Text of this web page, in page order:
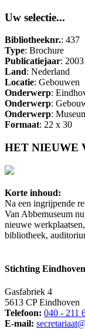
Uw selectie...
Bibliotheeknr.: 437
Type: Brochure
Publicatiejaar: 2003
Land: Nederland
Locatie: Gebouwen
Onderwerp:
Onderwerp:
Onderwerp:
Formaat: 22 x 30
HET NIEUWE
Korte inhoud:
Na een ingrijpende
Van Abbemuseum
nieuwe
bibliotheek,
Stichting
Gasfabriek 4
5613 CP Eindhoven
Telefoon: 040 - 211
E-mail: